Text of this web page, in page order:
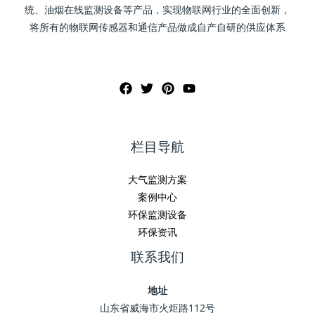
统、油烟在线监测设备等产品，实现物联网行业的全面创新，
将所有的物联网传感器和通信产品做成自产自研的供应体系
栏目导航
大气监测方案
案例中心
环保监测设备
环保资讯
联系我们
地址
山东省威海市火炬路112号